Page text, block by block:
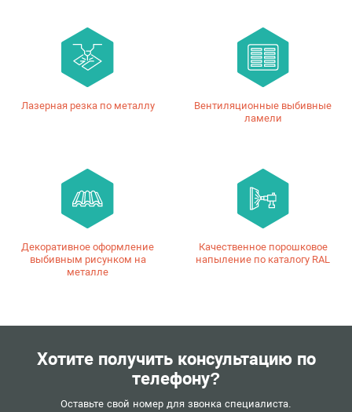
Лазерная резка по металлу
Вентиляционные выбивные
ламели
Декоративное оформление
выбивным рисунком на
металле
Качественное порошковое
напыление по каталогу RAL
Хотите получить консультацию по
телефону?
Оставьте свой номер для звонка специалиста.